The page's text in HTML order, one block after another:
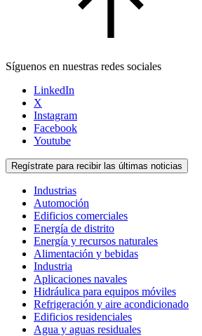
Síguenos en nuestras redes sociales
LinkedIn
X
Instagram
Facebook
Youtube
Regístrate para recibir las últimas noticias
Industrias
Automoción
Edificios comerciales
Energía de distrito
Energía y recursos naturales
Alimentación y bebidas
Industria
Aplicaciones navales
Hidráulica para equipos móviles
Refrigeración y aire acondicionado
Edificios residenciales
Agua y aguas residuales